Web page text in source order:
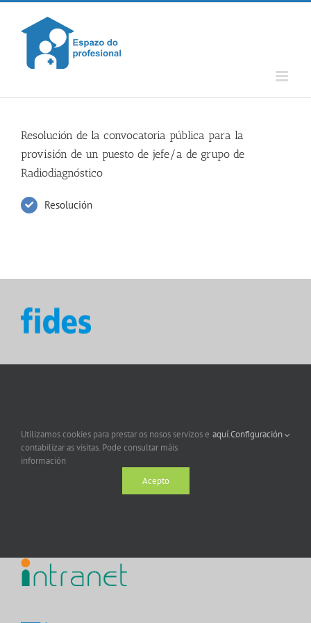
Skip
content
Resolución de la convocatoria pública para la
provisión de un puesto de jefe/a de grupo de
Radiodiagnóstico
Resolución
Utilizamos cookies para prestar os nosos servizos e
contabilizar as visitas. Pode consultar máis
información
aquí.Configuración
Acepto